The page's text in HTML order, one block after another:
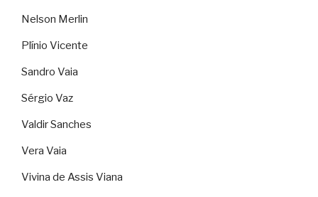
Nelson Merlin
Plínio Vicente
Sandro Vaia
Sérgio Vaz
Valdir Sanches
Vera Vaia
Vivina de Assis Viana